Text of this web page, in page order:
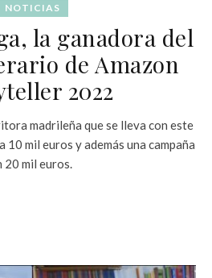
NOTICIAS
la ganadora del
de Amazon
2022
madrileña que se lleva con este
mil euros y además una campaña
mil euros.